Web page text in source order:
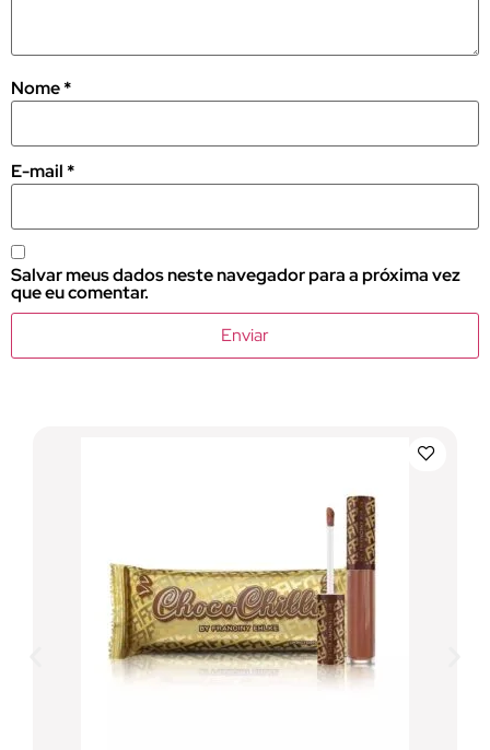
Nome*
E-mail *
Salvar meus dados neste navegador para a próxima vez
que eu comentar.